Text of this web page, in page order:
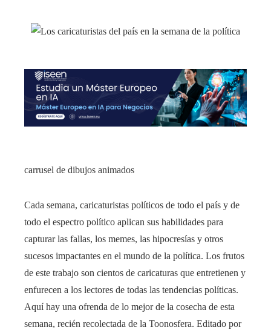
carrusel de dibujos animados
Cada semana, caricaturistas políticos de todo el país y de
todo el espectro político aplican sus habilidades para
capturar las fallas, los memes, las hipocresías y otros
sucesos impactantes en el mundo de la política. Los frutos
de este trabajo son cientos de caricaturas que entretienen y
enfurecen a los lectores de todas las tendencias políticas.
Aquí hay una ofrenda de lo mejor de la cosecha de esta
semana, recién recolectada de la Toonosfera. Editado por